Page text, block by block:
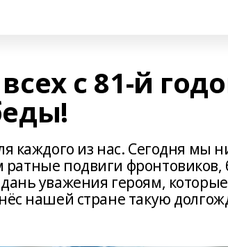
с 81-й
каждого из нас. Сегодня мы
подвиги фронтовиков,
уважения героям,
нашей стране такую